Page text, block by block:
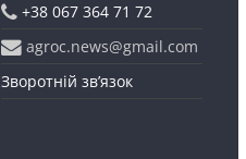
+38 067 364 71 72
agroc.news@gmail.com
Зворотній зв’язок